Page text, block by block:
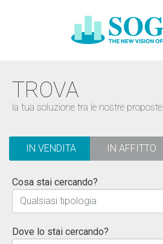
TROVA
la tua soluzione tra le nostre proposte
IN VENDITA IN AFFITTO
Cosa stai cercando?
Qualsiasi tipologia
Dove lo stai cercando?